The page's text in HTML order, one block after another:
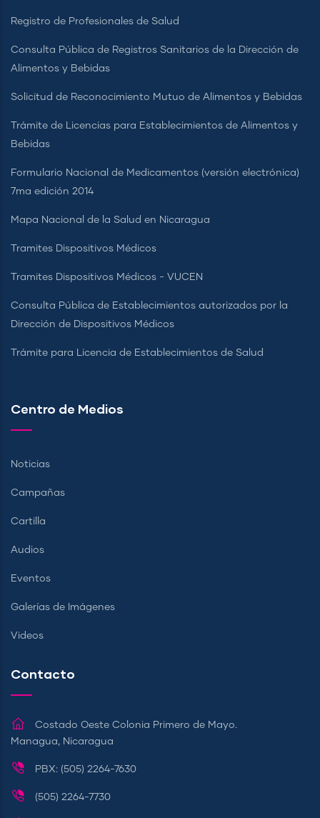
Registro de Profesionales de Salud
Consulta Pública de Registros Sanitarios de la Dirección de
Alimentos y Bebidas
Solicitud de Reconocimiento Mutuo de Alimentos y Bebidas
Trámite de Licencias para Establecimientos de Alimentos y
Bebidas
Formulario Nacional de Medicamentos (versión electrónica)
7ma edición 2014
Mapa Nacional de la Salud en Nicaragua
Tramites Dispositivos Médicos
Tramites Dispositivos Médicos - VUCEN
Consulta Pública de Establecimientos autorizados por la
Dirección de Dispositivos Médicos
Trámite para Licencia de Establecimientos de Salud
Centro de Medios
Noticias
Campañas
Cartilla
Audios
Eventos
Galerías de Imágenes
Videos
Contacto
Costado Oeste Colonia Primero de Mayo.
Managua, Nicaragua
PBX: (505) 2264-7630
(505) 2264-7730